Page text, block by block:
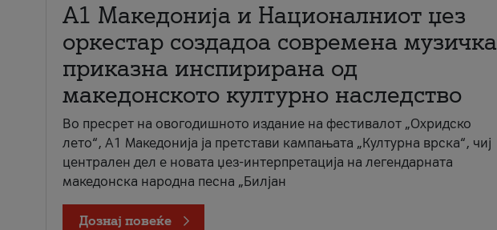
А1 Македонија и Националниот џез
оркестар создадоа современа музичка
приказна инспирирана од
македонското културно наследство
Во пресрет на овогодишното издание на фестивалот „Охридско
лето“, А1 Македонија ја претстави кампањата „Културна врска“, чиј
централен дел е новата џез-интерпретација на легендарната
македонска народна песна „Билјан
Дознај повеќе